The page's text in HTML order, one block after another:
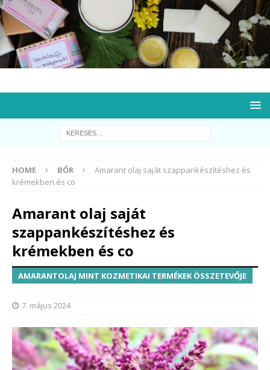
HOME BŐR
Amarant olaj saját szappankészítéshez és
krémekben és co
Amarant olaj saját
szappankészítéshez és
krémekben és co
AMARANTOLAJ MINT KOZMETIKAI TERMÉKEK ÖSSZETEVŐJE
7. május 2024